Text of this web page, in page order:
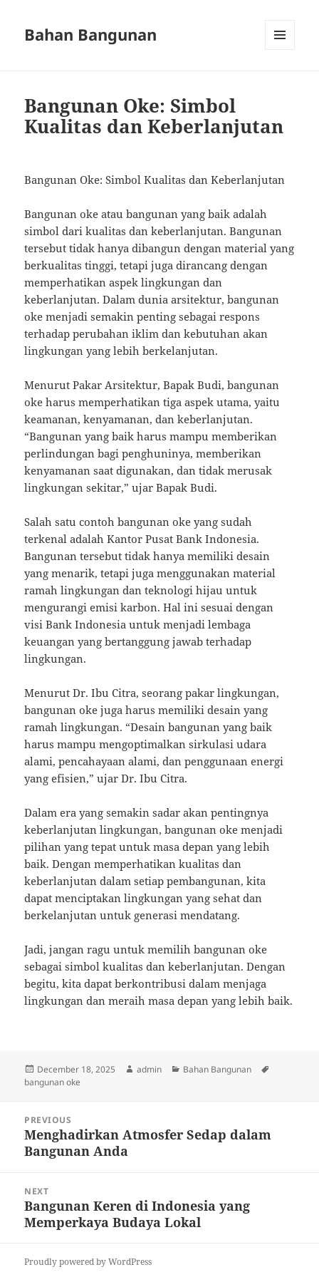
Bahan Bangunan
Bangunan Oke: Simbol
Kualitas dan Keberlanjutan
Bangunan Oke: Simbol Kualitas dan Keberlanjutan
Bangunan oke atau bangunan yang baik adalah
simbol dari kualitas dan keberlanjutan. Bangunan
tersebut tidak hanya dibangun dengan material yang
berkualitas tinggi, tetapi juga dirancang dengan
memperhatikan aspek lingkungan dan
keberlanjutan. Dalam dunia arsitektur, bangunan
oke menjadi semakin penting sebagai respons
terhadap perubahan iklim dan kebutuhan akan
lingkungan yang lebih berkelanjutan.
Menurut Pakar Arsitektur, Bapak Budi, bangunan
oke harus memperhatikan tiga aspek utama, yaitu
keamanan, kenyamanan, dan keberlanjutan.
“Bangunan yang baik harus mampu memberikan
perlindungan bagi penghuninya, memberikan
kenyamanan saat digunakan, dan tidak merusak
lingkungan sekitar,” ujar Bapak Budi.
Salah satu contoh bangunan oke yang sudah
terkenal adalah Kantor Pusat Bank Indonesia.
Bangunan tersebut tidak hanya memiliki desain
yang menarik, tetapi juga menggunakan material
ramah lingkungan dan teknologi hijau untuk
mengurangi emisi karbon. Hal ini sesuai dengan
visi Bank Indonesia untuk menjadi lembaga
keuangan yang bertanggung jawab terhadap
lingkungan.
Menurut Dr. Ibu Citra, seorang pakar lingkungan,
bangunan oke juga harus memiliki desain yang
ramah lingkungan. “Desain bangunan yang baik
harus mampu mengoptimalkan sirkulasi udara
alami, pencahayaan alami, dan penggunaan energi
yang efisien,” ujar Dr. Ibu Citra.
Dalam era yang semakin sadar akan pentingnya
keberlanjutan lingkungan, bangunan oke menjadi
pilihan yang tepat untuk masa depan yang lebih
baik. Dengan memperhatikan kualitas dan
keberlanjutan dalam setiap pembangunan, kita
dapat menciptakan lingkungan yang sehat dan
berkelanjutan untuk generasi mendatang.
Jadi, jangan ragu untuk memilih bangunan oke
sebagai simbol kualitas dan keberlanjutan. Dengan
begitu, kita dapat berkontribusi dalam menjaga
lingkungan dan meraih masa depan yang lebih baik.
Posted
on
December 18, 2025 Author
admin Categories
Bahan Bangunan
bangunan oke
navigation
PREVIOUS
Previous
post:
Menghadirkan Atmosfer Sedap dalam
Bangunan Anda
NEXT
Next
post:
Bangunan Keren di Indonesia yang
Memperkaya Budaya Lokal
Proudly powered by WordPress